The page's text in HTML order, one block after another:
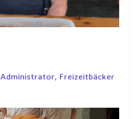
Administrator, Freizeitbäcker